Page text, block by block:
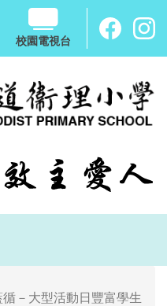
校園電視台
－大型活動日豐富學生